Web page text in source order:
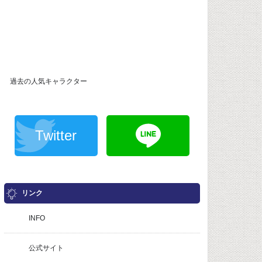
過去の人気キャラクター
Twitter
リンク
INFO
公式サイト